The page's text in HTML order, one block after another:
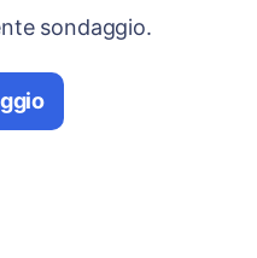
sondaggio.